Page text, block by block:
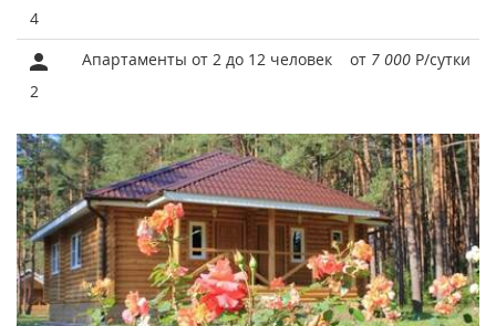
4
2
Апартаменты от 2 до 12 человек от 7 000 Р/сутки